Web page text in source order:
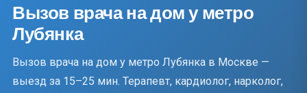
Вызов врача на дом у метро
Лубянка
Вызов врача на дом у метро Лубянка в Москве —
выезд за 15–25 мин. Терапевт, кардиолог, нарколог,